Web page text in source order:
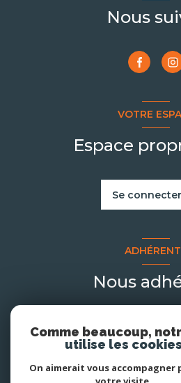
Nous
VOTRE
Espace
Se connecter
Nous
Comme beaucoup,
utilise les cookies
On aimerait vous accompagner